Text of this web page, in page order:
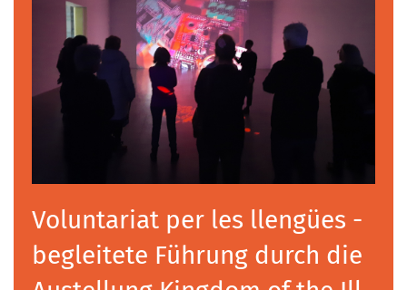
Voluntariat per les llengües -
begleitete Führung durch die